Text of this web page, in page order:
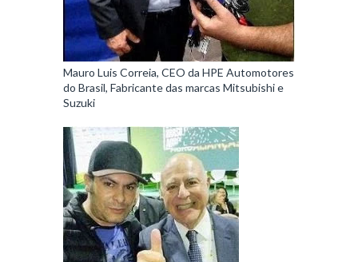
Mauro Luis Correia, CEO da HPE Automotores
do Brasil, Fabricante das marcas Mitsubishi e
Suzuki